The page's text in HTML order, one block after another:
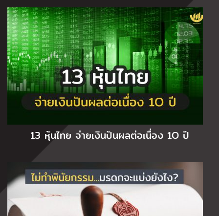
13 หุ้นไทย จ่ายเงินปันผลต่อเนื่อง 1O ปี